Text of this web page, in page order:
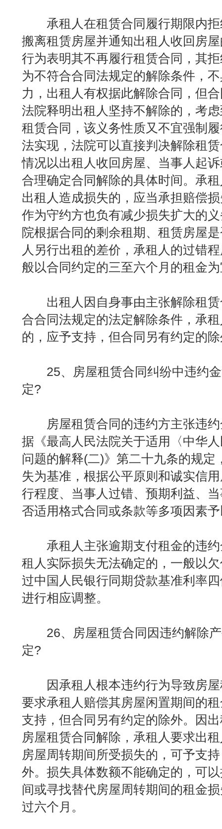
承租人在租赁合同履行期限内拒
搬离租赁房屋并通知出租人收回房
行为表明其不再履行租赁合同，其
为不符合合同法规定的解除条件，
力，出租人有权据此解除合同，但
法院释明出租人坚持不解除的，考
租赁合同，该义务性质又不宜强制
法实现，法院可以直接判决解除租
情况以出租人收回房屋、当事人起
合理确定合同解除的具体时间。承
出租人造成损失的，应当承担赔偿
作为守约方也负有减少损失扩大的
院根据合同的剩余租期、租赁房屋
人另行出租的差价，承租人的过错
般以合同约定的三至六个月的租金
出租人因自身事由主张解除租赁
合合同法规定的法定解除条件，承
的，应予支持，但合同另有约定的
25、房屋租赁合同纠纷中违约金
定?
房屋租赁合同的违约方主张违约
据《最高人民法院关于适用〈中华
问题的解释(二)》第二十九条的规定
失为基准，根据公平原则和诚实信
行程度、当事人过错、预期利益、
否适用格式合同或条款等多项因素
承租人主张逾期支付租金的违约
租人实际损失无法确定的，一般以
过中国人民银行同期贷款基准利率
进行相应调整。
26、房屋租赁合同因违约解除产
定?
因承租人根本违约行为导致房屋
要求承租人赔偿其房屋闲置期间的
支持，但合同另有约定的除外。因
房屋租赁合同解除，承租人要求出
房屋周转期间所受损失的，可予支
外。损失具体数额不能确定的，可
间或寻找替代房屋周转期间的租金
过六个月。